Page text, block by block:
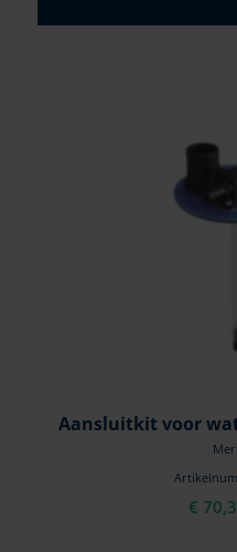
Aansluitkit voor
€